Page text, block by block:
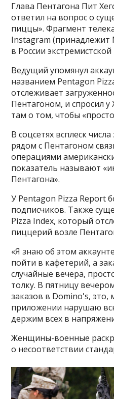
Глава Пентагона Пит
ответил на вопрос о
пиццы». Фрагмент
Instagram (принадлежит
в России
Ведущий упомянул
названием Pentagon
отслеживает
Пентагоном, и спросил у
там о том, чтобы
В соцсетях всплеск
рядом с Пентагоном
операциями
показатель называют
Пентагона».
У Pentagon Pizza Report
подписчиков. Также
Pizza Index, который
пиццерий возле
«Я знаю об этом
пойти в кафетерий, а
случайные вечера,
толку. В пятницу
заказов в Domino's,
приложении нарушаю
держим всех в
Женщины-военные
о несоответствии